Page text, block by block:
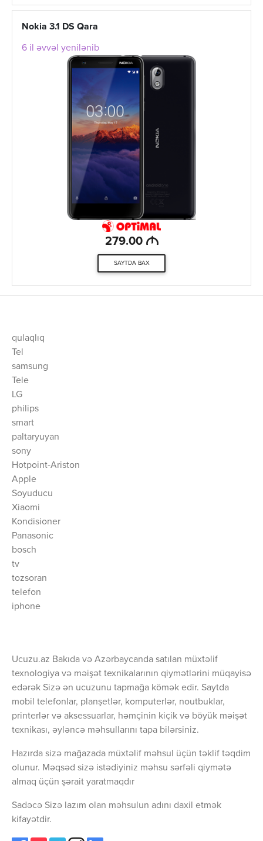
Nokia 3.1 DS Qara
6 il əvvəl yenilənib
279.00 M
SAYTDA BAX
qulaqlıq
Tel
samsung
Tele
LG
philips
smart
paltaryuyan
sony
Hotpoint-Ariston
Apple
Soyuducu
Xiaomi
Kondisioner
Panasonic
bosch
tv
tozsoran
telefon
iphone
Ucuzu.az Bakıda və Azərbaycanda satılan müxtəlif
texnologiya və məişət texnikalarının qiymətlərini müqayisə
edərək Sizə ən ucuzunu tapmağa kömək edir. Saytda
mobil telefonlar, planşetlər, komputerlər, noutbuklar,
printerlər və aksessuarlar, həmçinin kiçik və böyük məişət
texnikası, əyləncə məhsullarını tapa bilərsiniz.
Hazırda sizə mağazada müxtəlif məhsul üçün təklif təqdim
olunur. Məqsəd sizə istədiyiniz məhsu sərfəli qiymətə
almaq üçün şərait yaratmaqdır
Sadəcə Sizə lazım olan məhsulun adını daxil etmək
kifayətdir.